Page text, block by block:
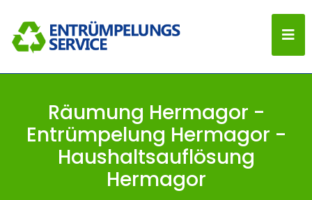
Räumung Hermagor -
Entrümpelung Hermagor -
Haushaltsauflösung
Hermagor